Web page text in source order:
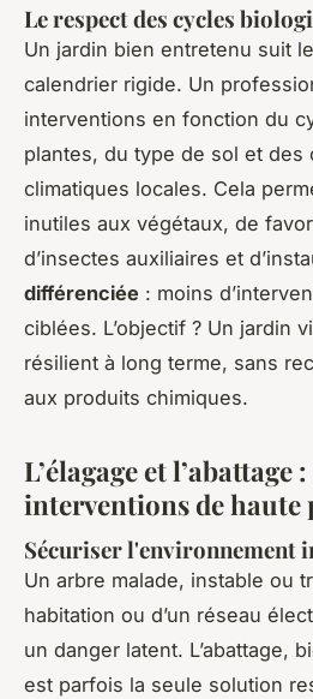
Le respect des cycles
Un jardin bien entretenu suit
calendrier rigide. Un
interventions en fonction du
plantes, du type de sol et des
climatiques locales. Cela
inutiles aux végétaux, de
d’insectes auxiliaires et
différenciée : moins
ciblées. L’objectif ? Un jardin
résilient à long terme, sans
aux produits chimiques.
L’élagage et l’abattage
interventions de haute
Sécuriser l'environnement
Un arbre malade, instable ou
habitation ou d’un réseau
un danger latent. L’abattage,
est parfois la seule solution